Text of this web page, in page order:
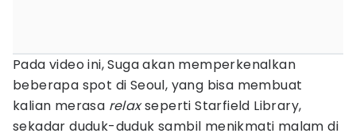
Pada video ini, Suga akan memperkenalkan
beberapa spot di Seoul, yang bisa membuat
kalian merasa relaxseperti Starfield Library,
sekadar duduk-duduk sambil menikmati malam di